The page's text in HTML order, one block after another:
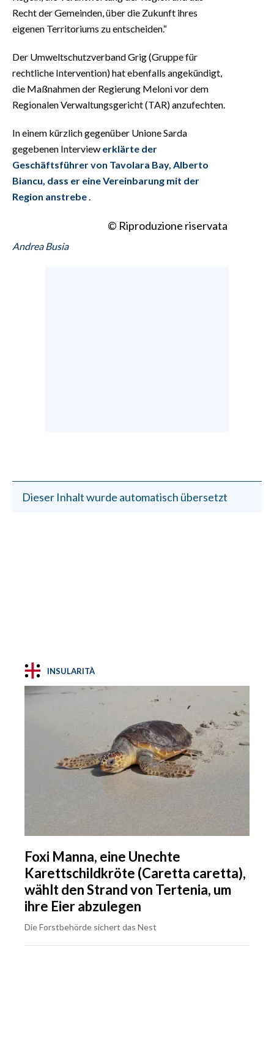
Recht der Gemeinden, über die Zukunft ihres
eigenen Territoriums zu entscheiden.“
Der Umweltschutzverband Grig (Gruppe für
rechtliche Intervention) hat ebenfalls angekündigt,
die Maßnahmen der Regierung Meloni vor dem
Regionalen Verwaltungsgericht (TAR) anzufechten.
In einem kürzlich gegenüber Unione Sarda
gegebenen Interview erklärte der
Geschäftsführer von Tavolara Bay, Alberto
Biancu, dass er eine Vereinbarung mit der
Region anstrebe
© Riproduzione riservata
Andrea Busia
Dieser Inhalt wurde automatisch übersetzt
INSULARITÀ
Foxi Manna, eine Unechte
Karettschildkröte (Caretta caretta),
wählt den Strand von Tertenia, um
ihre Eier abzulegen
Die Forstbehörde sichert das Nest